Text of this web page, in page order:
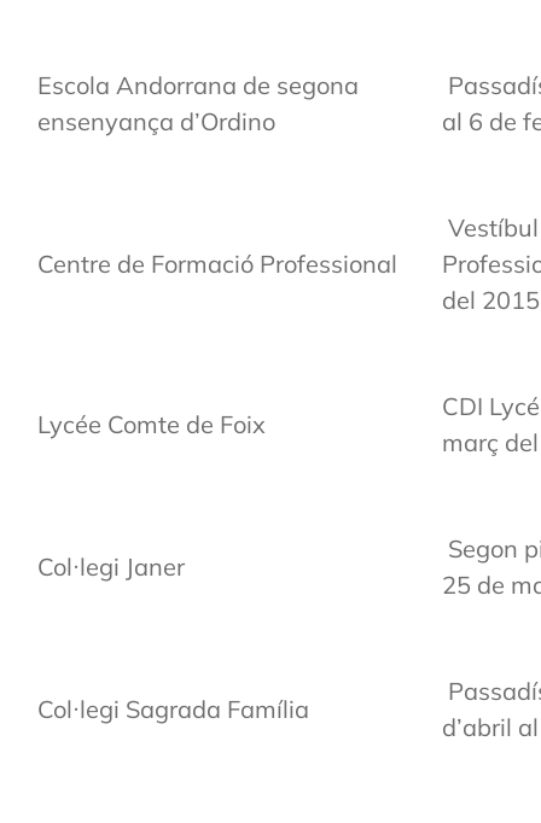
Escola Andorrana de segona
ensenyança d’Ordino
al 6 de
Centre de Formació Professional
del 2015
Lycée Comte de Foix
CDI
març
Col·legi Janer
Segon
25 de
Col·legi Sagrada Família
d’abril